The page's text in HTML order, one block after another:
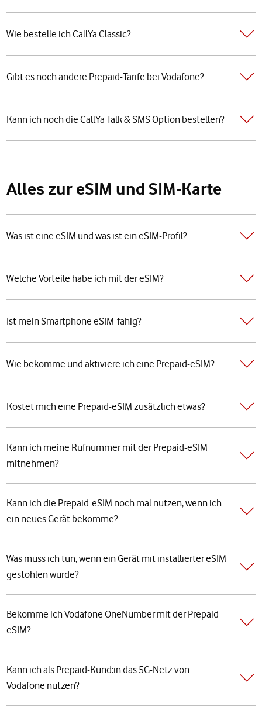
Wie bestelle ich CallYa Classic?
Gibt es noch andere Prepaid-Tarife bei Vodafone?
Kann ich noch die CallYa Talk & SMS Option bestellen?
Alles zur eSIM und SIM-Karte
Was ist eine eSIM und was ist ein eSIM-Profil?
Welche Vorteile habe ich mit der eSIM?
Ist mein Smartphone eSIM-fähig?
Wie bekomme und aktiviere ich eine Prepaid-eSIM?
Kostet mich eine Prepaid-eSIM zusätzlich etwas?
Kann ich meine Rufnummer mit der Prepaid-eSIM
mitnehmen?
Kann ich die Prepaid-eSIM noch mal nutzen, wenn ich
ein neues Gerät bekomme?
Was muss ich tun, wenn ein Gerät mit installierter eSIM
gestohlen wurde?
Bekomme ich Vodafone OneNumber mit der Prepaid
eSIM?
Kann ich als Prepaid-Kund:in das 5G-Netz von
Vodafone nutzen?